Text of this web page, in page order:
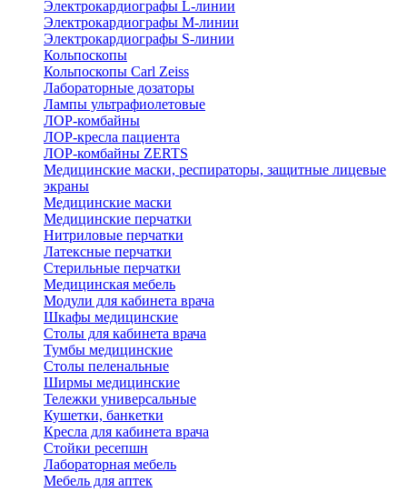
Электрокардиографы L-линии
Электрокардиографы M-линии
Электрокардиографы S-линии
Кольпоскопы
Кольпоскопы Carl Zeiss
Лабораторные дозаторы
Лампы ультрафиолетовые
ЛОР-комбайны
ЛОР-кресла пациента
ЛОР-комбайны ZERTS
Медицинские маски, респираторы, защитные лицевые
экраны
Медицинские маски
Медицинские перчатки
Нитриловые перчатки
Латексные перчатки
Стерильные перчатки
Медицинская мебель
Модули для кабинета врача
Шкафы медицинские
Столы для кабинета врача
Тумбы медицинские
Столы пеленальные
Ширмы медицинские
Тележки универсальные
Кушетки, банкетки
Кресла для кабинета врача
Стойки ресепшн
Лабораторная мебель
Мебель для аптек